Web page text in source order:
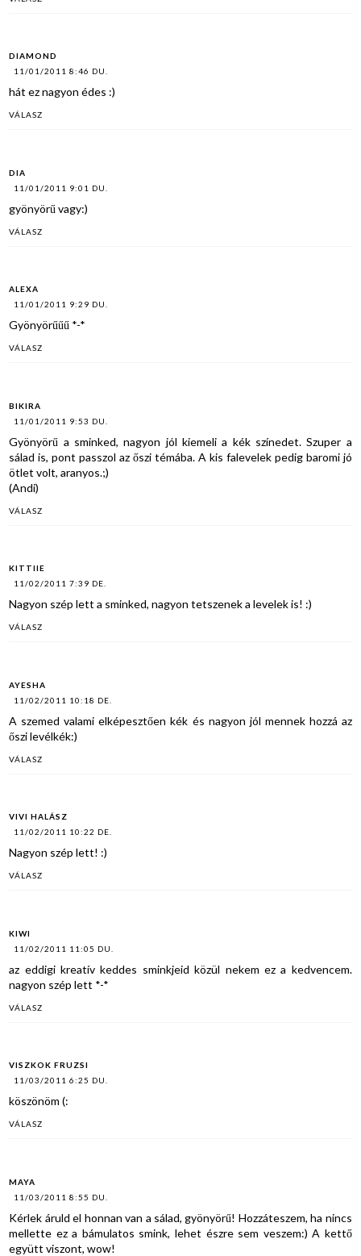
DIAMOND
11/01/2011 8:46 DU.
hát ez nagyon édes :)
VÁLASZ
DIA
11/01/2011 9:01 DU.
gyönyörű vagy:)
VÁLASZ
ALEXA
11/01/2011 9:29 DU.
Gyönyörűűű *-*
VÁLASZ
BIKIRA
11/01/2011 9:53 DU.
Gyönyörű a sminked, nagyon jól kiemeli a kék színedet. Szuper a
sálad is, pont passzol az őszi témába. A kis falevelek pedig baromi jó
ötlet volt, aranyos.;)
(Andi)
VÁLASZ
KITTIIE
11/02/2011 7:39 DE.
Nagyon szép lett a sminked, nagyon tetszenek a levelek is! :)
VÁLASZ
AYESHA
11/02/2011 10:18 DE.
A szemed valami elképesztően kék és nagyon jól mennek hozzá az
őszi levélkék:)
VÁLASZ
VIVI HALÁSZ
11/02/2011 10:22 DE.
Nagyon szép lett! :)
VÁLASZ
KIWI
11/02/2011 11:05 DU.
az eddigi kreatív keddes sminkjeid közül nekem ez a kedvencem.
nagyon szép lett *-*
VÁLASZ
VISZKOK FRUZSI
11/03/2011 6:25 DU.
köszönöm (:
VÁLASZ
MAYA
11/03/2011 8:55 DU.
Kérlek áruld el honnan van a sálad, gyönyörű! Hozzáteszem, ha nincs
mellette ez a bámulatos smink, lehet észre sem veszem:) A kettő
együtt viszont, wow!